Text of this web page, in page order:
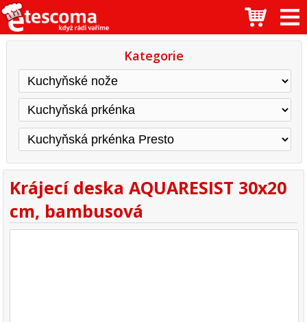
Kategorie
Krájecí deska AQUARESIST 30x20
cm, bambusová